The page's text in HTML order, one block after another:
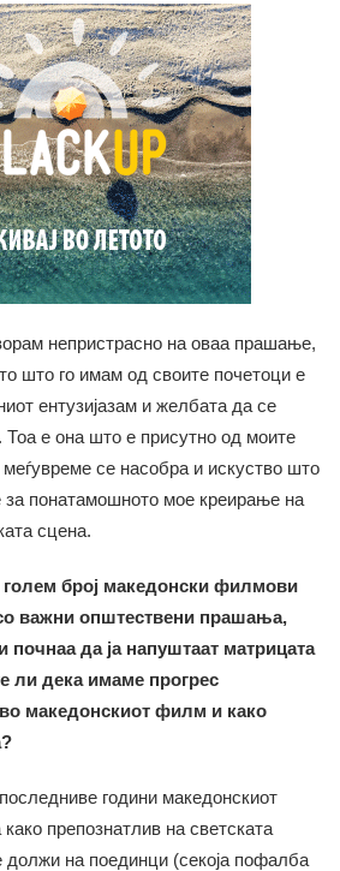
непристрасно на оваа прашање,
што го имам од своите почетоци е
ентузијазам и желбата да се
Тоа е она што е присутно од моите
меѓувреме се насобра и искуство што
понатамошното мое креирање на
сцена.
број македонски филмови
важни општествени прашања,
да ја напуштаат матрицата
ли дека имаме прогрес
македонскиот филм и како
години македонскиот
препознатлив на светската
на поединци (секоја пофалба